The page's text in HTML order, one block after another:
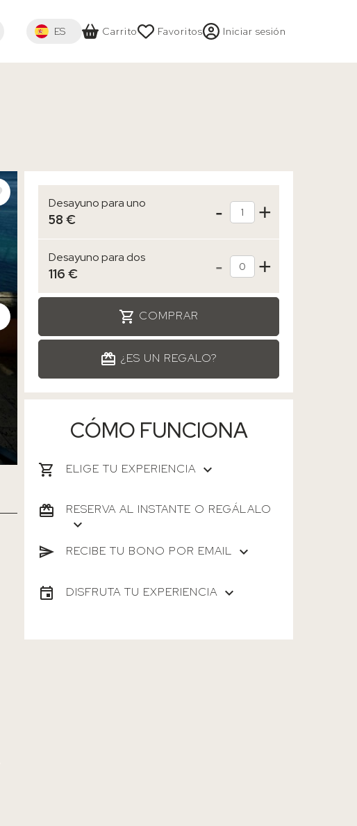
Select your language
ES Carrito Favoritos Iniciar sesión
IMAGE
Desayuno para uno
58 € - Cant. +
Desayuno para dos
116 € - Cant. +
COMPRAR
¿ES UN REGALO?
CÓMO FUNCIONA
ELIGE TU EXPERIENCIA
RESERVA AL INSTANTE O REGÁLALO
RECIBE TU BONO POR EMAIL
DISFRUTA TU EXPERIENCIA